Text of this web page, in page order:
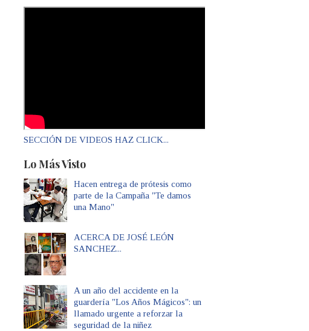
SECCIÓN DE VIDEOS HAZ CLICK...
Lo Más Visto
Hacen entrega de prótesis como
parte de la Campaña "Te damos
una Mano"
ACERCA DE JOSÉ LEÓN
SANCHEZ...
A un año del accidente en la
guardería "Los Años Mágicos": un
llamado urgente a reforzar la
seguridad de la niñez